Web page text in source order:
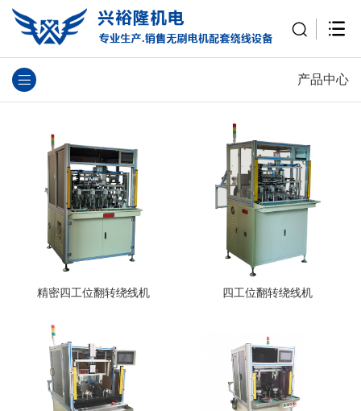
产品中心
精密四工位翻转绕线机 四工位翻转绕线机